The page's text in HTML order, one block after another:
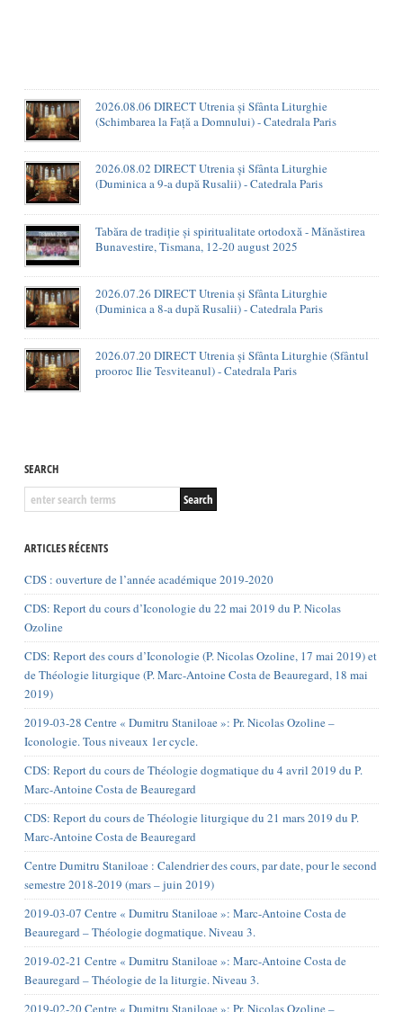
2026.08.06 DIRECT Utrenia și Sfânta Liturghie
(Schimbarea la Față a Domnului) - Catedrala Paris
2026.08.02 DIRECT Utrenia și Sfânta Liturghie
(Duminica a 9-a după Rusalii) - Catedrala Paris
Tabăra de tradiție și spiritualitate ortodoxă - Mănăstirea
Bunavestire, Tismana, 12-20 august 2025
2026.07.26 DIRECT Utrenia și Sfânta Liturghie
(Duminica a 8-a după Rusalii) - Catedrala Paris
2026.07.20 DIRECT Utrenia și Sfânta Liturghie (Sfântul
prooroc Ilie Tesviteanul) - Catedrala Paris
SEARCH
ARTICLES RÉCENTS
CDS : ouverture de l’année académique 2019-2020
CDS: Report du cours d’Iconologie du 22 mai 2019 du P. Nicolas
Ozoline
CDS: Report des cours d’Iconologie (P. Nicolas Ozoline, 17 mai 2019) et
de Théologie liturgique (P. Marc-Antoine Costa de Beauregard, 18 mai
2019)
2019-03-28 Centre « Dumitru Staniloae »: Pr. Nicolas Ozoline –
Iconologie. Tous niveaux 1er cycle.
CDS: Report du cours de Théologie dogmatique du 4 avril 2019 du P.
Marc-Antoine Costa de Beauregard
CDS: Report du cours de Théologie liturgique du 21 mars 2019 du P.
Marc-Antoine Costa de Beauregard
Centre Dumitru Staniloae : Calendrier des cours, par date, pour le second
semestre 2018-2019 (mars – juin 2019)
2019-03-07 Centre « Dumitru Staniloae »: Marc-Antoine Costa de
Beauregard – Théologie dogmatique. Niveau 3.
2019-02-21 Centre « Dumitru Staniloae »: Marc-Antoine Costa de
Beauregard – Théologie de la liturgie. Niveau 3.
2019-02-20 Centre « Dumitru Staniloae »: Pr. Nicolas Ozoline –